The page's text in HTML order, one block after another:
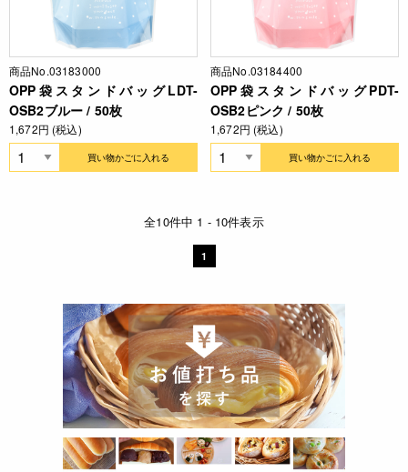
商品No.03183000
OPP袋スタンドバッグLDT-
OSB2ブルー / 50枚
1,672円 (税込)
買い物かごに入れる
商品No.03184400
OPP袋スタンドバッグPDT-
OSB2ピンク / 50枚
1,672円 (税込)
買い物かごに入れる
全10件中 1 - 10件表示
1